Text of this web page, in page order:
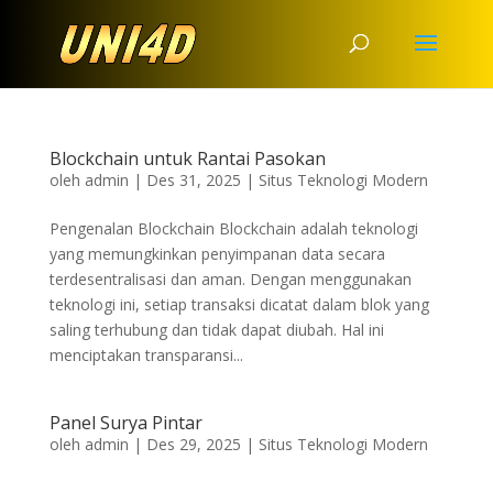
Blockchain untuk Rantai Pasokan
oleh admin | Des 31, 2025 | Situs Teknologi Modern
Pengenalan Blockchain Blockchain adalah teknologi
yang memungkinkan penyimpanan data secara
terdesentralisasi dan aman. Dengan menggunakan
teknologi ini, setiap transaksi dicatat dalam blok yang
saling terhubung dan tidak dapat diubah. Hal ini
menciptakan transparansi...
Panel Surya Pintar
oleh admin | Des 29, 2025 | Situs Teknologi Modern